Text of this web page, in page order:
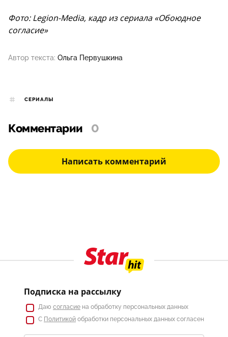
Фото: Legion-Media, кадр из сериала «Обоюдное
согласие»
Автор текста: Ольга Первушкина
СЕРИАЛЫ
Комментарии 0
Написать комментарий
Подписка на рассылку
Даю согласие на обработку персональных данных
С Политикой обработки персональных данных согласен